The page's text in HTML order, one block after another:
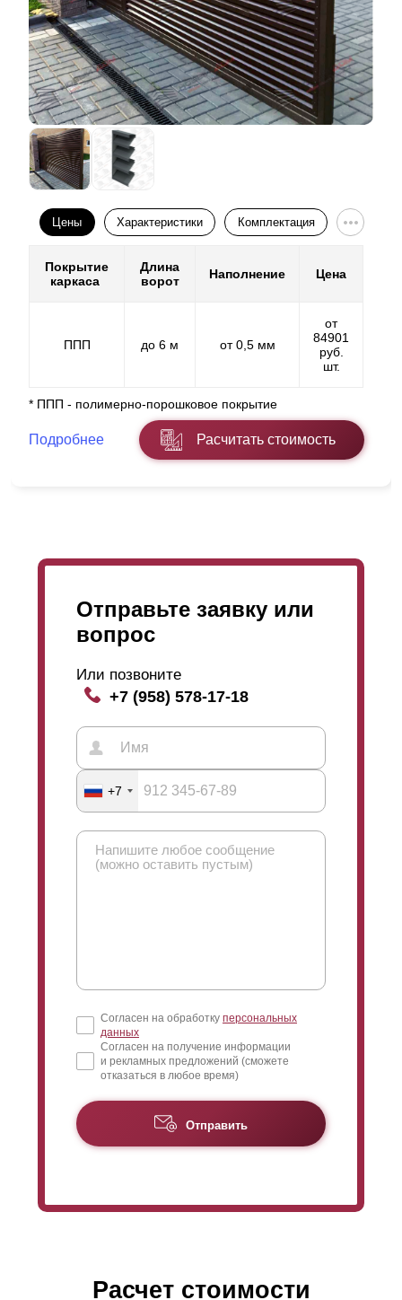
Цены Характеристики Комплектация
Покрытие
каркаса
Длина
ворот
Наполнение Цена
ППП до 6 м от 0,5 мм
от
84901
руб.
шт.
* ППП - полимерно-порошковое покрытие
Подробнее Расчитать стоимость
Отправьте заявку или
вопрос
Или позвоните
+7 (958) 578-17-18
+7
Согласен на обработку персональных
данных
Согласен на получение информации
и рекламных предложений (сможете
отказаться в любое время)
Отправить
Расчет стоимости